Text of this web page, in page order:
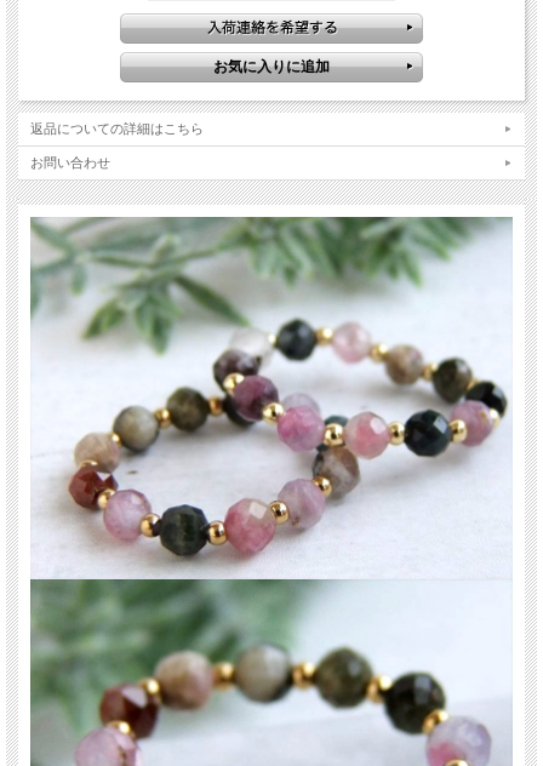
トルマリンは「心身のバランスを整える」「インスピレーションを高める」とも
言われるパワーストーンです。
一粒ずつ色の並びが異なる“世界に一つだけ”のニュアンスを、ぜひお守りジュエ
リーとしてお楽しみください。
電気石という和名は熱を加えると静電気を発する特性からそう名づけられまし
た。
特定の条件下でマイナスイオンを発生するともいわれ、また他に類を見ないほど
に多くのカラーバリエーションが存在するのも特徴の鉱物です。
数に限りがございますので、お早めに！
ご注意事項
※配色はリングごとに異なります。
※天然石ですので細かなカケや凹み、歪な部分やクラックなどがある場合があり
※出来る限り自然な色みになるよう撮影を心がけておりますが、お使いのディス
プレイ環境によって表示される色みに差が出る場合があります。ご了承下さい。
※サイズは目安です。細かな誤差が出る場合があります。
関連キーワード
天然石 パワーストーン 海外直輸入 バイヤー厳選 プレゼント ギフト メンズ レデ
ィース 卸し 卸価格 実店舗 ハンドメイド サイズ直し コムローズ comrose
返品についての詳細はこちら
お問い合わせ